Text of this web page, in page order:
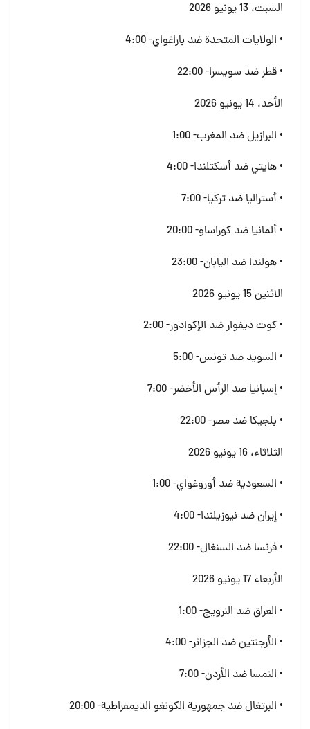
السبت، 13 يونيو 2026
• الولايات المتحدة ضد باراغواي- 4:00
• قطر ضد سويسرا- 22:00
الأحد، 14 يونيو 2026
• البرازيل ضد المغرب- 1:00
• هايتي ضد أسكتلندا- 4:00
• أستراليا ضد تركيا- 7:00
• ألمانيا ضد كوراساو- 20:00
• هولندا ضد اليابان- 23:00
الاثنين 15 يونيو 2026
• كوت ديفوار ضد الإكوادور- 2:00
• السويد ضد تونس- 5:00
• إسبانيا ضد الرأس الأخضر- 7:00
• بلجيكا ضد مصر- 22:00
الثلاثاء، 16 يونيو 2026
• السعودية ضد أوروغواي- 1:00
• إيران ضد نيوزيلندا- 4:00
• فرنسا ضد السنغال- 22:00
الأربعاء 17 يونيو 2026
• العراق ضد النرويج- 1:00
• الأرجنتين ضد الجزائر- 4:00
• النمسا ضد الأردن- 7:00
• البرتغال ضد جمهورية الكونغو الديمقراطية- 20:00